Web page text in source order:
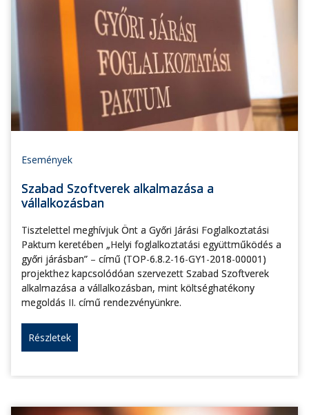
Események
Szabad Szoftverek alkalmazása a
vállalkozásban
Tisztelettel meghívjuk Önt a Győri Járási Foglalkoztatási
Paktum keretében „Helyi foglalkoztatási együttműködés a
győri járásban” – című (TOP-6.8.2-16-GY1-2018-00001)
projekthez kapcsolódóan szervezett Szabad Szoftverek
alkalmazása a vállalkozásban, mint költséghatékony
megoldás II. című rendezvényünkre.
Részletek